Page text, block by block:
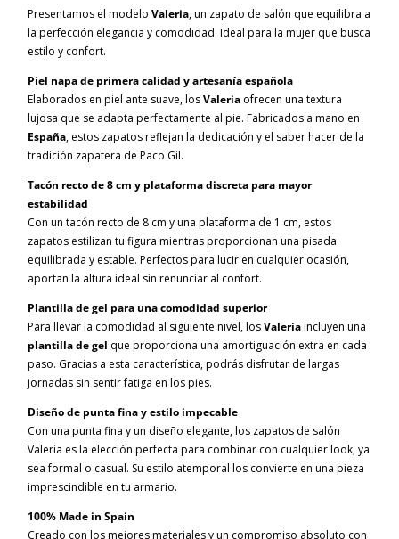
Presentamos el modeloValeria, un zapato de salón que equilibra a
la perfección elegancia y comodidad. Ideal para la mujer que busca
estilo y confort.
Piel napa de primera calidad y artesanía española
Elaborados en piel ante suave, losValeria ofrecen una textura
lujosa que se adapta perfectamente al pie. Fabricados a mano en
España, estos zapatos reflejan la dedicación y el saber hacer de la
tradición zapatera de Paco Gil.
Tacón recto de 8 cm y plataforma discreta para mayor
estabilidad
Con un tacón recto de 8 cm y una plataforma de 1 cm, estos
zapatos estilizan tu figura mientras proporcionan una pisada
equilibrada y estable. Perfectos para lucir en cualquier ocasión,
aportan la altura ideal sin renunciar al confort.
Plantilla de gel para una comodidad superior
Para llevar la comodidad al siguiente nivel, losValeriaincluyen una
plantilla de gel que proporciona una amortiguación extra en cada
paso. Gracias a esta característica, podrás disfrutar de largas
jornadas sin sentir fatiga en los pies.
Diseño de punta fina y estilo impecable
Con una punta fina y un diseño elegante, los zapatos de salón
Valeria es la elección perfecta para combinar con cualquier look, ya
sea formal o casual. Su estilo atemporal los convierte en una pieza
imprescindible en tu armario.
100% Made in Spain
Creado con los mejores materiales y un compromiso absoluto con